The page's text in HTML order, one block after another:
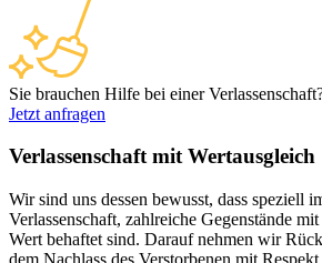
Sie brauchen Hilfe bei einer
Jetzt anfragen
Verlassenschaft mit Wertausgleich
Wir sind uns dessen bewusst, dass speziell
Verlassenschaft, zahlreiche Gegenstände
Wert behaftet sind. Darauf nehmen wir